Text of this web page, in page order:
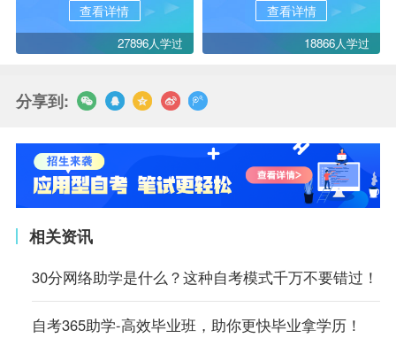
查看详情
27896人学过
查看详情
18866人学过
分享到:
相关资讯
30分网络助学是什么？这种自考模式千万不要错过！
自考365助学-高效毕业班，助你更快毕业拿学历！